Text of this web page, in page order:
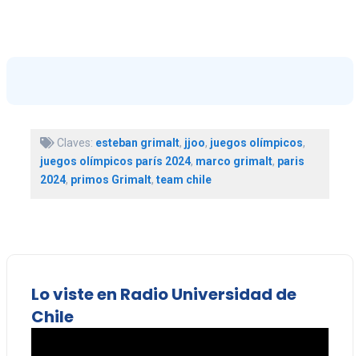
Claves: esteban grimalt, jjoo, juegos olímpicos,
juegos olímpicos parís 2024, marco grimalt, paris
2024, primos Grimalt, team chile
Lo viste en Radio Universidad de
Chile